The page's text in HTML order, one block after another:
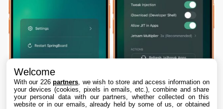
Welcome
With our 226partners , we wish to store and access information on
your devices (cookies, pixels in emails, etc.), combine and share
your personal data with our partners, whether collected on this
website or in our emails, already held by some of us, or obtained